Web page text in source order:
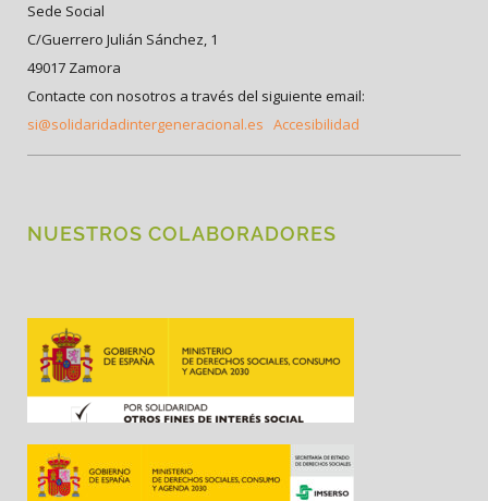
Sede Social
C/Guerrero Julián Sánchez, 1
49017 Zamora
Contacte con nosotros a través del siguiente email:
si@solidaridadintergeneracional.es Accesibilidad
NUESTROS COLABORADORES